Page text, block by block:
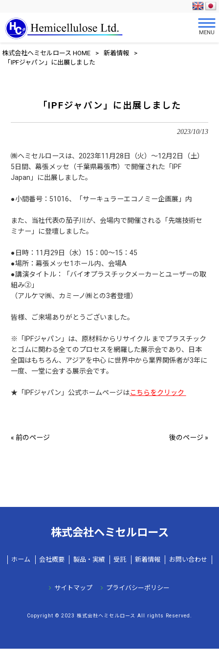
MENU
株式会社ヘミセルロース HOME > 新着情報
>
「IPFジャパン」に出展しました
「IPFジャパン」に出展しました
2023/10/13
㈱ヘミセルロースは、2023年11月28日（火）～12月2日（土）
5日間、幕張メッセ（千葉県幕張市）で開催された「IPF
Japan」に出展しました。
●小間番号：51016、 「サーキュラーエコノミー企画展」内
また、当社代表の茄子川が、会場内で開催される「先端技術セ
ミナー」に登壇しました。
●日時：11月29日（水）15：00～15：45
●場所：幕張メッセ1ホール内、会場A
●講演タイトル：「バイオプラスチックメーカーとユーザーの取
組み②」
（アルケマ㈱、カミーノ㈱との3者登壇）
皆様、ご来場ありがとうございました。
※「IPFジャパン」は、原材料からリサイクル までプラスチック
とゴムに関わる全てのプロセスを網羅した展示会であり、日本
全国はもちろん、アジアを中心 に世界中から業界関係者が3年に
一度、一堂に会する展示会です。
★「IPFジャパン」公式ホームページはこちらをクリック
« 前のページ 後のページ »
株式会社ヘミセルロース
ホーム 会社概要 製品・実績 受託 新着情報 お問い合わせ
サイトマップ プライバシーポリシー
Copyright © 2023 株式会社ヘミセルロース All rights Reserved.